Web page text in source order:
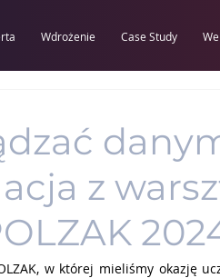
Wdrożenie Case Study
z
w której mieliśmy okazję